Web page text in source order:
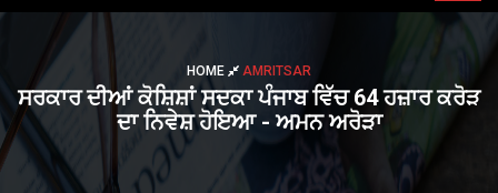
navigation
HOME AMRITSAR
ਸਰਕਾਰ ਦੀਆਂ ਕੋਸ਼ਿਸ਼ਾਂ ਸਦਕਾ ਪੰਜਾਬ ਵਿੱਚ 64 ਹਜ਼ਾਰ ਕਰੋੜ
ਦਾ ਨਿਵੇਸ਼ ਹੋਇਆ - ਅਮਨ ਅਰੋੜਾ